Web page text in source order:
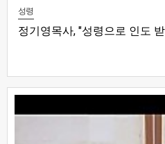
성령
정기영목사, "성령으로 인도